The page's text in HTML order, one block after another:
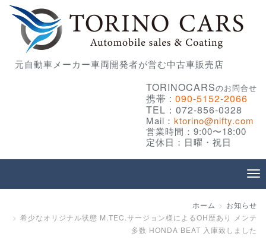
元自動車メーカー車両開発者が営む中古車販売店
TORINOCARSのお問合せ
携帯 : 090-5152-2066
TEL：072-856-0328
Mail： ktorino@nifty.com
営業時間：9:00〜18:00
定休日：日曜・祝日
ホーム
お知らせ
希少なオリジナル状態 M.TEC.サージョン様によるOH歴あり メンテ
多数 HONDA BEAT 入庫致しました